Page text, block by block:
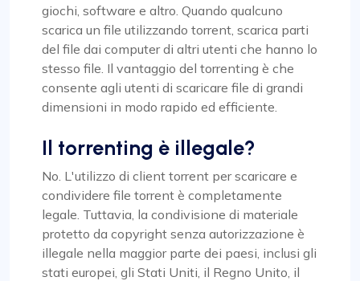
giochi, software e altro. Quando qualcuno
scarica un file utilizzando torrent, scarica parti
del file dai computer di altri utenti che hanno lo
stesso file. Il vantaggio del torrenting è che
consente agli utenti di scaricare file di grandi
dimensioni in modo rapido ed efficiente.
Il torrenting è illegale?
No. L'utilizzo di client torrent per scaricare e
condividere file torrent è completamente
legale. Tuttavia, la condivisione di materiale
protetto da copyright senza autorizzazione è
illegale nella maggior parte dei paesi, inclusi gli
stati europei, gli Stati Uniti, il Regno Unito, il